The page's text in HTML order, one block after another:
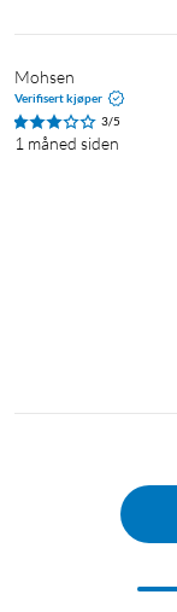
Mohsen
Verifisert kjøper
3/5
1 måned siden